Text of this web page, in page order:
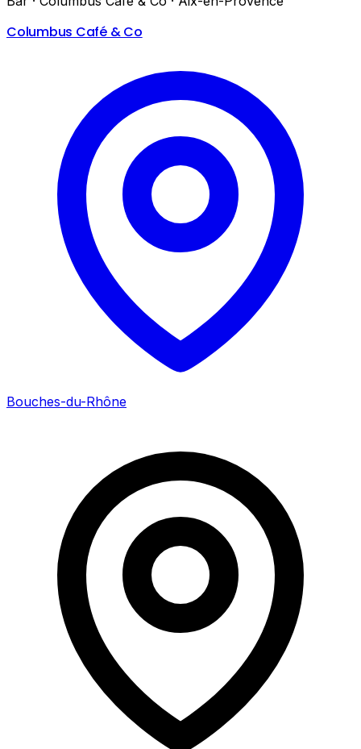
Columbus Café & Co
Bouches-du-Rhône